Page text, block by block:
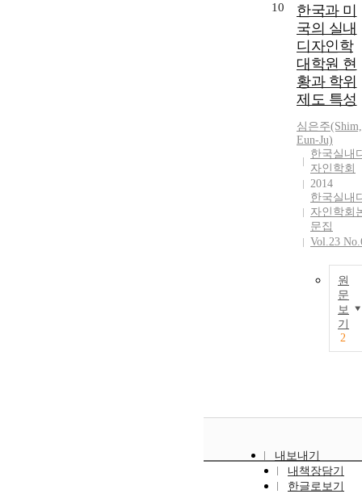
10
한국과 미
국의 실내
디자인학
대학원 현
황과 학위
제도 특성
심은주(Shim,
Eun-Ju)
한국실내
자인학회
2014
한국실내
자인학회
문집
Vol.23
원
문
보
기
2
내보내기
내책장담기
한글로보기